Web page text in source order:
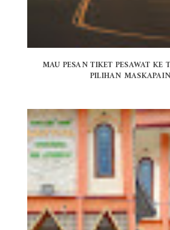
MAU PESAN TIKET PESAWAT KE
PILIHAN